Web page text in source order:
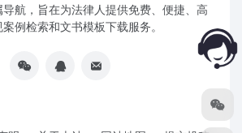
航，旨在为法律人提供免费、便捷、高
例检索和文书模板下载服务。